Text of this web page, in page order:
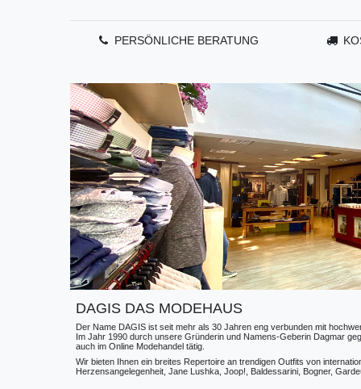
PERSÖNLICHE BERATUNG
DAGIS DAS MODEHAUS
Der Name DAGIS ist seit mehr als 30 Jahren eng verbunden mit
Im Jahr 1990 durch unsere Gründerin und Namens-Geberin Dagmar
auch im Online Modehandel tätig.
Wir bieten Ihnen ein breites Repertoire an trendigen Outfits von
Herzensangelegenheit, Jane Lushka, Joop!, Baldessarini, Bogner,